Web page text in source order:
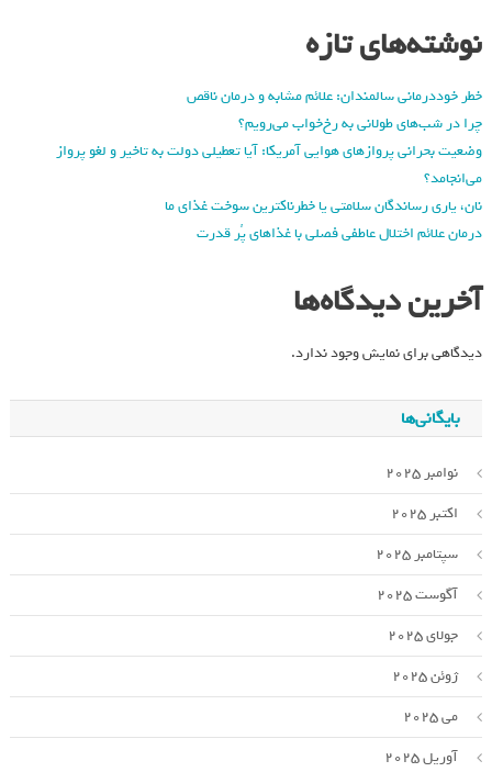
نوشته‌های تازه
خطر خوددرمانی سالمندان: علائم مشابه و درمان ناقص
چرا در شب‌های طولانی به رخ‌خواب می‌رویم؟
وضعیت بحرانی پروازهای هوایی آمریکا: آیا تعطیلی دولت به تاخیر و لغو پرواز
می‌انجامد؟
نان، یاری رساندگان سلامتی یا خطرناکترین سوخت غذای ما
درمان علائم اختلال عاطفی فصلی با غذاهای پُر قدرت
آخرین دیدگاه‌ها
دیدگاهی برای نمایش وجود ندارد.
بایگانی‌ها
نوامبر 2025
اکتبر 2025
سپتامبر 2025
آگوست 2025
جولای 2025
ژوئن 2025
می 2025
آوریل 2025